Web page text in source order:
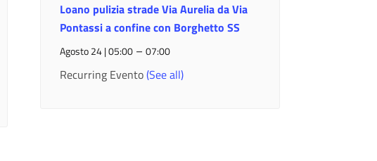
Loano pulizia strade Via Aurelia da Via
Pontassi a confine con Borghetto SS
Agosto 24 | 05:00 –07:00
Recurring Evento(See all)